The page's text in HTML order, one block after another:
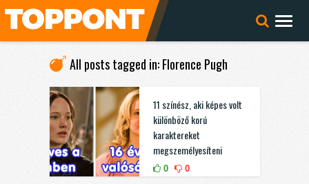
All posts tagged in: Florence Pugh
11 színész, aki képes volt
különböző korú
karaktereket
megszemélyesíteni
0 0